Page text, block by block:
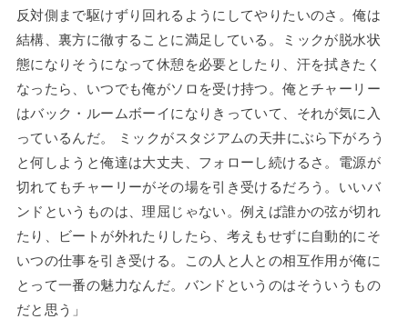
反対側まで駆けずり回れるようにしてやりたいのさ。俺は
結構、裏方に徹することに満足している。ミックが脱水状
態になりそうになって休憩を必要としたり、汗を拭きたく
なったら、いつでも俺がソロを受け持つ。俺とチャーリー
はバック・ルームボーイになりきっていて、それが気に入
っているんだ。 ミックがスタジアムの天井にぶら下がろう
と何しようと俺達は大丈夫、フォローし続けるさ。電源が
切れてもチャーリーがその場を引き受けるだろう。いいバ
ンドというものは、理屈じゃない。例えば誰かの弦が切れ
たり、ビートが外れたりしたら、考えもせずに自動的にそ
いつの仕事を引き受ける。この人と人との相互作用が俺に
とって一番の魅力なんだ。バンドというのはそういうもの
だと思う」